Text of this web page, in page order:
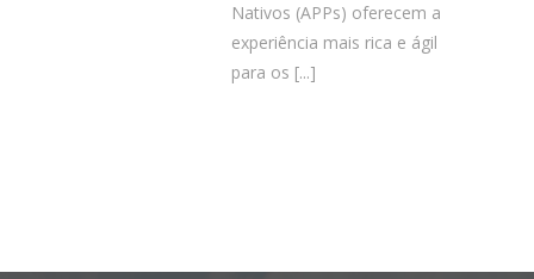
Nativos (APPs) oferecem a
experiência mais rica e ágil
para os [...]